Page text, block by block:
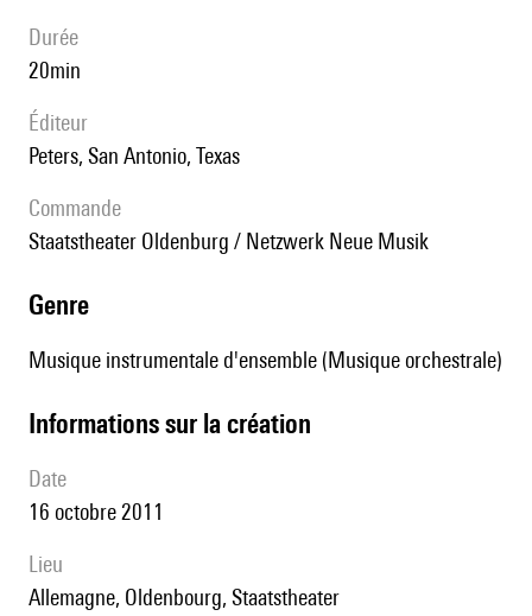
durée
20min
éditeur
Peters, San Antonio, Texas
Commande
Staatstheater Oldenburg / Netzwerk Neue Musik
genre
Musique instrumentale d'ensemble (Musique orchestrale)
informations sur la création
date
16 octobre 2011
lieu
Allemagne, Oldenbourg, Staatstheater